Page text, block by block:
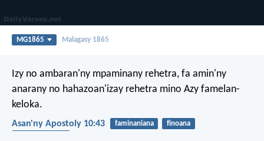
MG1865 Malagasy 1865
Izy no ambaran'ny mpaminany rehetra, fa amin'ny
anarany no hahazoan'izay rehetra mino Azy famelan-
keloka.
Asan'ny Apostoly 10:43 faminaniana
finoana